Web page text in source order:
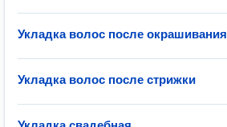
Укладка волос после окрашивания
Укладка волос после стрижки